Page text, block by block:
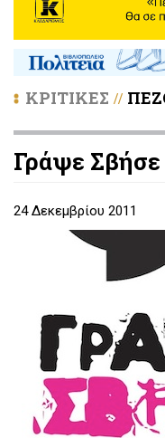
ΚΡΙΤΙΚΕΣ //
Γράψε Σβήσε
24 Δεκεμβρίου 2011